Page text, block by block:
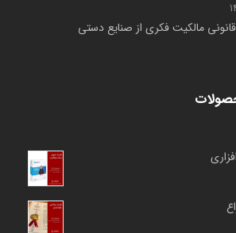
مالکیت فکری از صنایع دستی